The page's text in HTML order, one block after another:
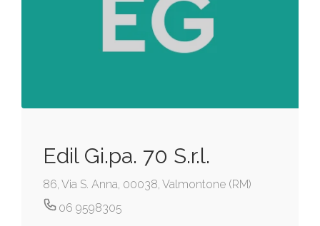
Edil Gi.pa. 70 S.r.l.
86, Via S. Anna, 00038, Valmontone (RM)
06 9598305